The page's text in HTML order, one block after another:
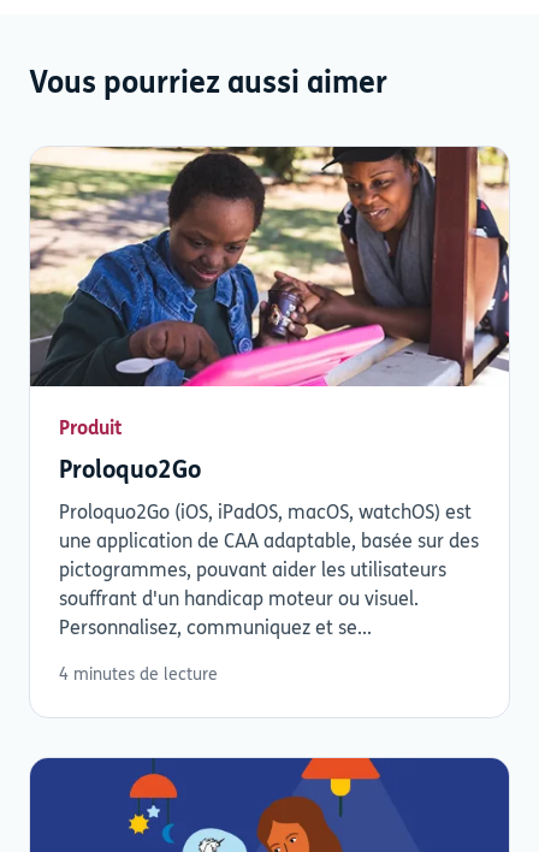
Vous pourriez aussi aimer
Produit
Proloquo2Go
Proloquo2Go (iOS, iPadOS, macOS, watchOS) est
une application de CAA adaptable, basée sur des
pictogrammes, pouvant aider les utilisateurs
souffrant d'un handicap moteur ou visuel.
Personnalisez, communiquez et se...
4 minutes de lecture